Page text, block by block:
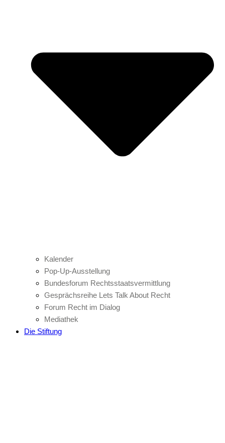
Kalender
Pop-Up-Ausstellung
Bundesforum Rechtsstaatsvermittlung
Gesprächsreihe Lets Talk About Recht
Forum Recht im Dialog
Mediathek
Die Stiftung